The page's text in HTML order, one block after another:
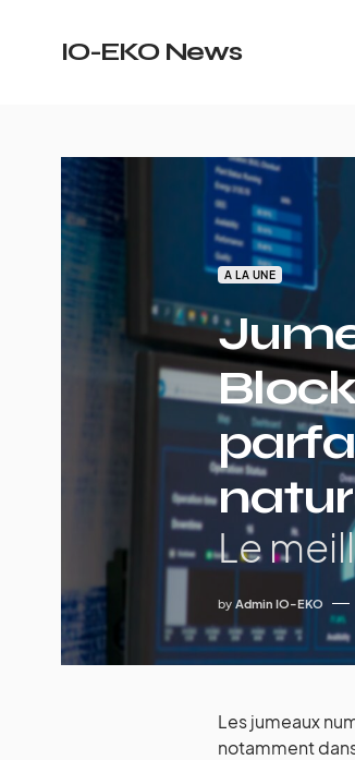
IO-EKO News
A LA UNE
Le
by Admin IO-EKO
Les jumeaux
notamment